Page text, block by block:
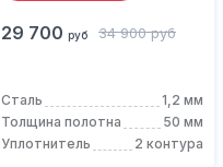
29 700 руб 34 900 руб
Сталь
1,2 мм
Толщина полотна
50 мм
Уплотнитель
2 контура